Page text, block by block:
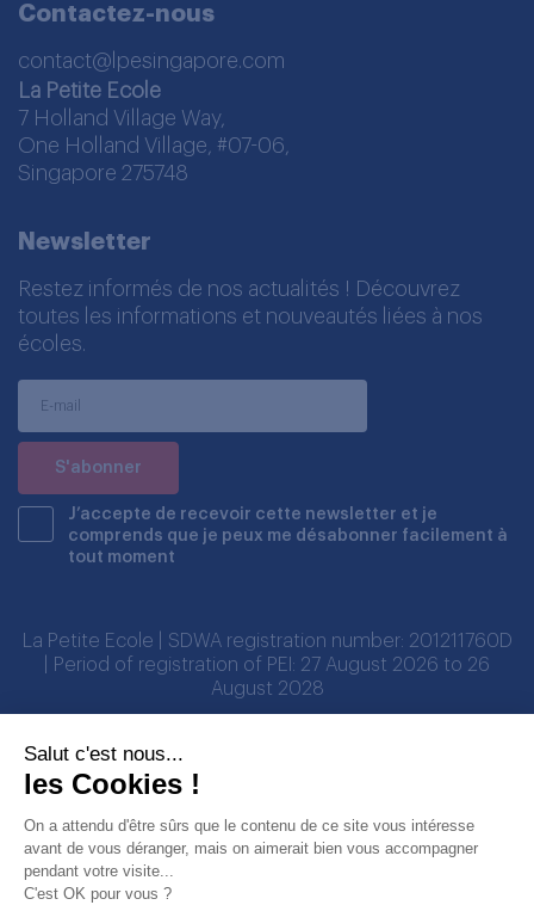
Contactez-nous
contact@lpesingapore.com
La Petite Ecole
7 Holland Village Way,
One Holland Village, #07-06,
Singapore 275748
Newsletter
Restez informés de nos actualités ! Découvrez
toutes les informations et nouveautés liées à nos
écoles.
J’accepte de recevoir cette newsletter et je
comprends que je peux me désabonner facilement à
tout moment
La Petite Ecole | SDWA registration number: 201211760D
| Period of registration of PEI: 27 August 2026 to 26
August 2028
Salut c'est nous...
les Cookies !
On a attendu d'être sûrs que le contenu de ce site vous intéresse
avant de vous déranger, mais on aimerait bien vous accompagner
pendant votre visite...
C'est OK pour vous ?